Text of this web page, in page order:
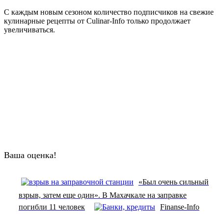
С каждым новым сезоном количество подписчиков на свежие
кулинарные рецепты от Culinar-Info только продолжает
увеличиваться.
Ваша оценка!
«Был очень сильный
взрыв, затем еще один». В Махачкале на заправке
погибли 11 человек
Finanse-Info